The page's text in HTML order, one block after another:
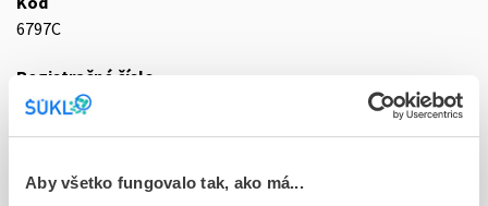
Aby všetko fungovalo tak, ako má...
6797C
Registračné číslo
69/0018/18-S
aer nao 1x10 ml (fľ.HDPE biela)